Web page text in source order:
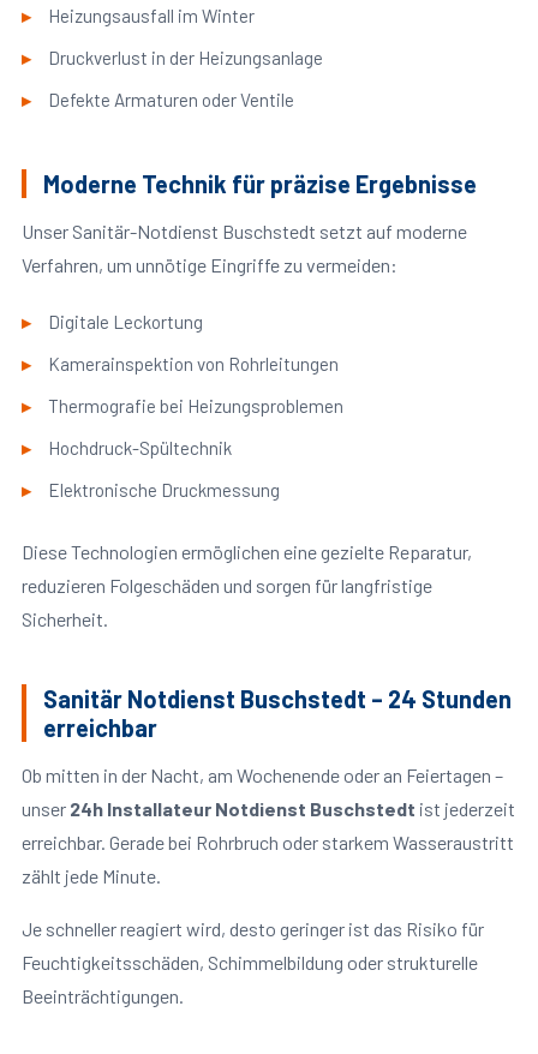
Heizungsausfall im Winter
Druckverlust in der Heizungsanlage
Defekte Armaturen oder Ventile
Moderne Technik für präzise Ergebnisse
Unser Sanitär-Notdienst Buschstedt setzt auf moderne
Verfahren, um unnötige Eingriffe zu vermeiden:
Digitale Leckortung
Kamerainspektion von Rohrleitungen
Thermografie bei Heizungsproblemen
Hochdruck-Spültechnik
Elektronische Druckmessung
Diese Technologien ermöglichen eine gezielte Reparatur,
reduzieren Folgeschäden und sorgen für langfristige
Sicherheit.
Sanitär Notdienst Buschstedt – 24 Stunden
erreichbar
Ob mitten in der Nacht, am Wochenende oder an Feiertagen –
unser 24h Installateur Notdienst Buschstedt ist jederzeit
erreichbar. Gerade bei Rohrbruch oder starkem Wasseraustritt
zählt jede Minute.
Je schneller reagiert wird, desto geringer ist das Risiko für
Feuchtigkeitsschäden, Schimmelbildung oder strukturelle
Beeinträchtigungen.